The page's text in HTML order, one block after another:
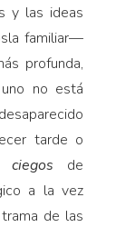
y las ideas
familiar—
profunda,
no está
tarde o
ciegos de
a la vez
de las